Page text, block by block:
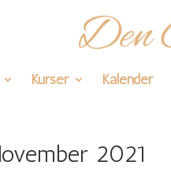
Kurser Kalender
2021